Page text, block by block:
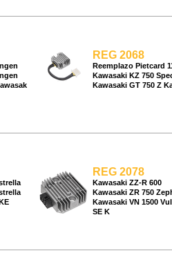
REG 2068
Reemplazo Pietcard
Kawasaki KZ 750
Kawasaki GT 750 Z
REG 2078
Kawasaki ZZ-R 600
Kawasaki ZR 750
Kawasaki VN 1500
SE K